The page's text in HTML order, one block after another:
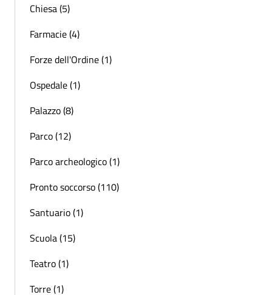
Chiesa (5)
Farmacie (4)
Forze dell'Ordine (1)
Ospedale (1)
Palazzo (8)
Parco (12)
Parco archeologico (1)
Pronto soccorso (110)
Santuario (1)
Scuola (15)
Teatro (1)
Torre (1)